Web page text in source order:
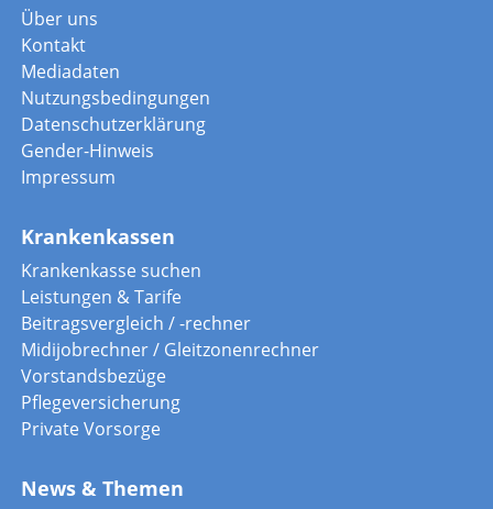
Über uns
Kontakt
Mediadaten
Nutzungsbedingungen
Datenschutzerklärung
Gender-Hinweis
Impressum
Krankenkassen
Krankenkasse suchen
Leistungen & Tarife
Beitragsvergleich / -rechner
Midijobrechner / Gleitzonenrechner
Vorstandsbezüge
Pflegeversicherung
Private Vorsorge
News & Themen